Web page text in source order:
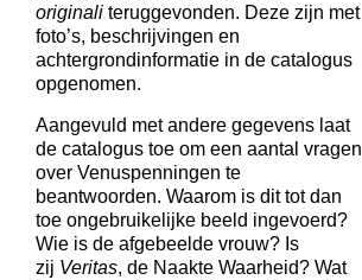
originali teruggevonden. Deze zijn met
foto’s, beschrijvingen en
achtergrondinformatie in de catalogus
opgenomen.
Aangevuld met andere gegevens laat
de catalogus toe om een aantal vragen
over Venuspenningen te
beantwoorden. Waarom is dit tot dan
toe ongebruikelijke beeld ingevoerd?
Wie is de afgebeelde vrouw? Is
zij Veritas, de Naakte Waarheid? Wat